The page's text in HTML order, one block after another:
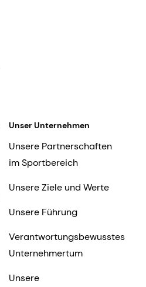
Unser Unternehmen
Unsere Partnerschaften
im Sportbereich
Unsere Ziele und Werte
Unsere Führung
Verantwortungsbewusstes
Unternehmertum
Unsere